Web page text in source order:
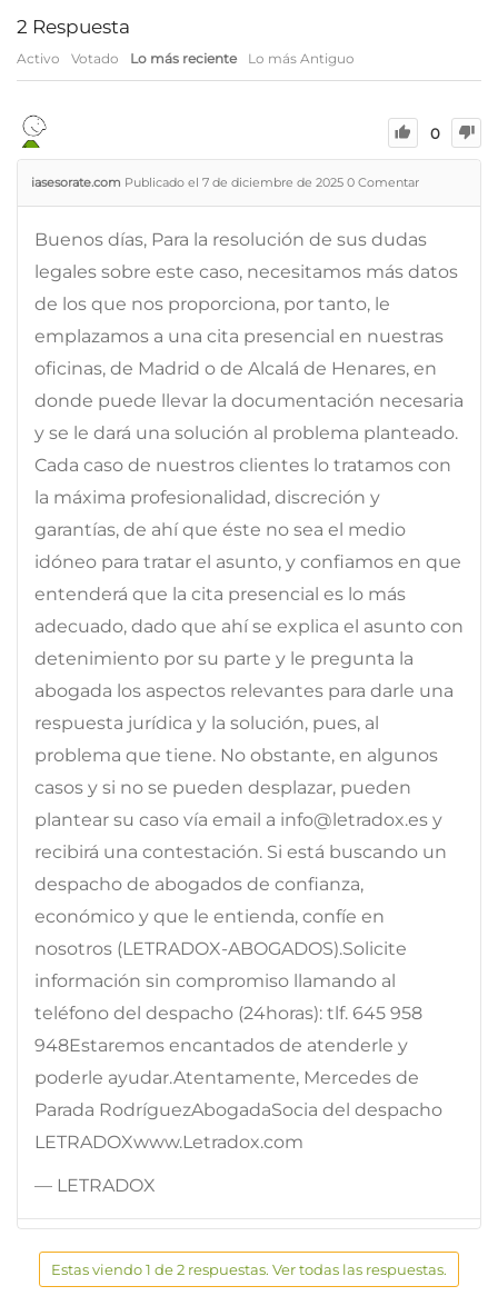
2 Respuesta
Activo Votado Lo más reciente Lo más Antiguo
0
iasesorate.com Publicado el 7 de diciembre de 2025 0 Comentar
Buenos días, Para la resolución de sus dudas
legales sobre este caso, necesitamos más datos
de los que nos proporciona, por tanto, le
emplazamos a una cita presencial en nuestras
oficinas, de Madrid o de Alcalá de Henares, en
donde puede llevar la documentación necesaria
y se le dará una solución al problema planteado.
Cada caso de nuestros clientes lo tratamos con
la máxima profesionalidad, discreción y
garantías, de ahí que éste no sea el medio
idóneo para tratar el asunto, y confiamos en que
entenderá que la cita presencial es lo más
adecuado, dado que ahí se explica el asunto con
detenimiento por su parte y le pregunta la
abogada los aspectos relevantes para darle una
respuesta jurídica y la solución, pues, al
problema que tiene. No obstante, en algunos
casos y si no se pueden desplazar, pueden
plantear su caso vía email a info@letradox.es y
recibirá una contestación. Si está buscando un
despacho de abogados de confianza,
económico y que le entienda, confíe en
nosotros (LETRADOX-ABOGADOS).Solicite
información sin compromiso llamando al
teléfono del despacho (24horas): tlf. 645 958
948Estaremos encantados de atenderle y
poderle ayudar.Atentamente, Mercedes de
Parada RodríguezAbogadaSocia del despacho
LETRADOXwww.Letradox.com
— LETRADOX
Estas viendo 1 de 2 respuestas. Ver todas las respuestas.